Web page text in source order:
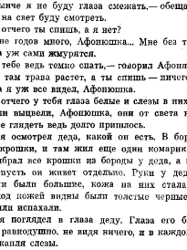
я  не  буду  глаза  смежать,—
свет  буду  смотреть.
ты  спишь,  а  я  нет?
годов  много,  Афонюшка...  Мне  без
уж  сами  жмурятся.
ведь  темно  спать,— говорил
там  трава  растет,  а  ты  спишь —
я  уж  все  видел,  Афонюшка.
у  тебя  глаза  белые  и  слезы  в
выцвели,  Афонюшка,  они  от  света
глядеть  ведь  долго  пришлось.
осмотрел  деда,  какой  он  есть.  В
и  там  жил  еще  один
все  крошки  из  бороды  у  деда,  а
он  живет  отдельно.  Руки  у
были  большие,  кожа  на  них
кожей  видны  были  толстые
испахали.
поглядел  в  глаза  деду.  Глаза  его
не  видя  ничего,  и  в
слезы.